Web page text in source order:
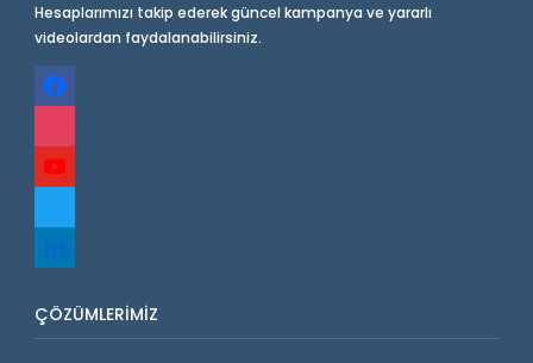
Hesaplarımızı takip ederek güncel kampanya ve yararlı
videolardan faydalanabilirsiniz.
facebook
youtube
ÇÖZÜMLERIMIZ